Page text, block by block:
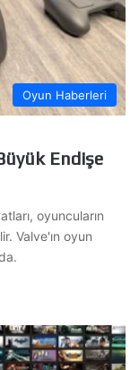
Oyun Haberleri
Endişe
oyuncuların
Valve'ın oyun